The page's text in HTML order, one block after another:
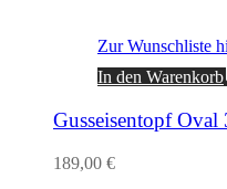
Zur Wunschliste
In den Warenkorb
Gusseisentopf
189,00 €